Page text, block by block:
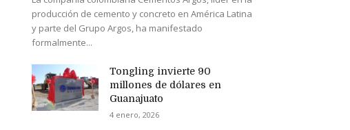
producción de cemento y concreto en América Latina
y parte del Grupo Argos, ha manifestado
formalmente...
Tongling invierte 90
millones de dólares en
Guanajuato
4 enero, 2026